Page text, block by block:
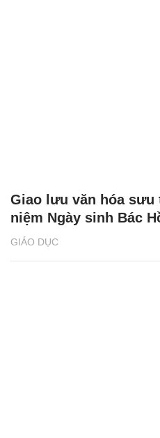
GIÁO DỤC
Giao lưu văn hóa sưu
niệm Ngày sinh Bác